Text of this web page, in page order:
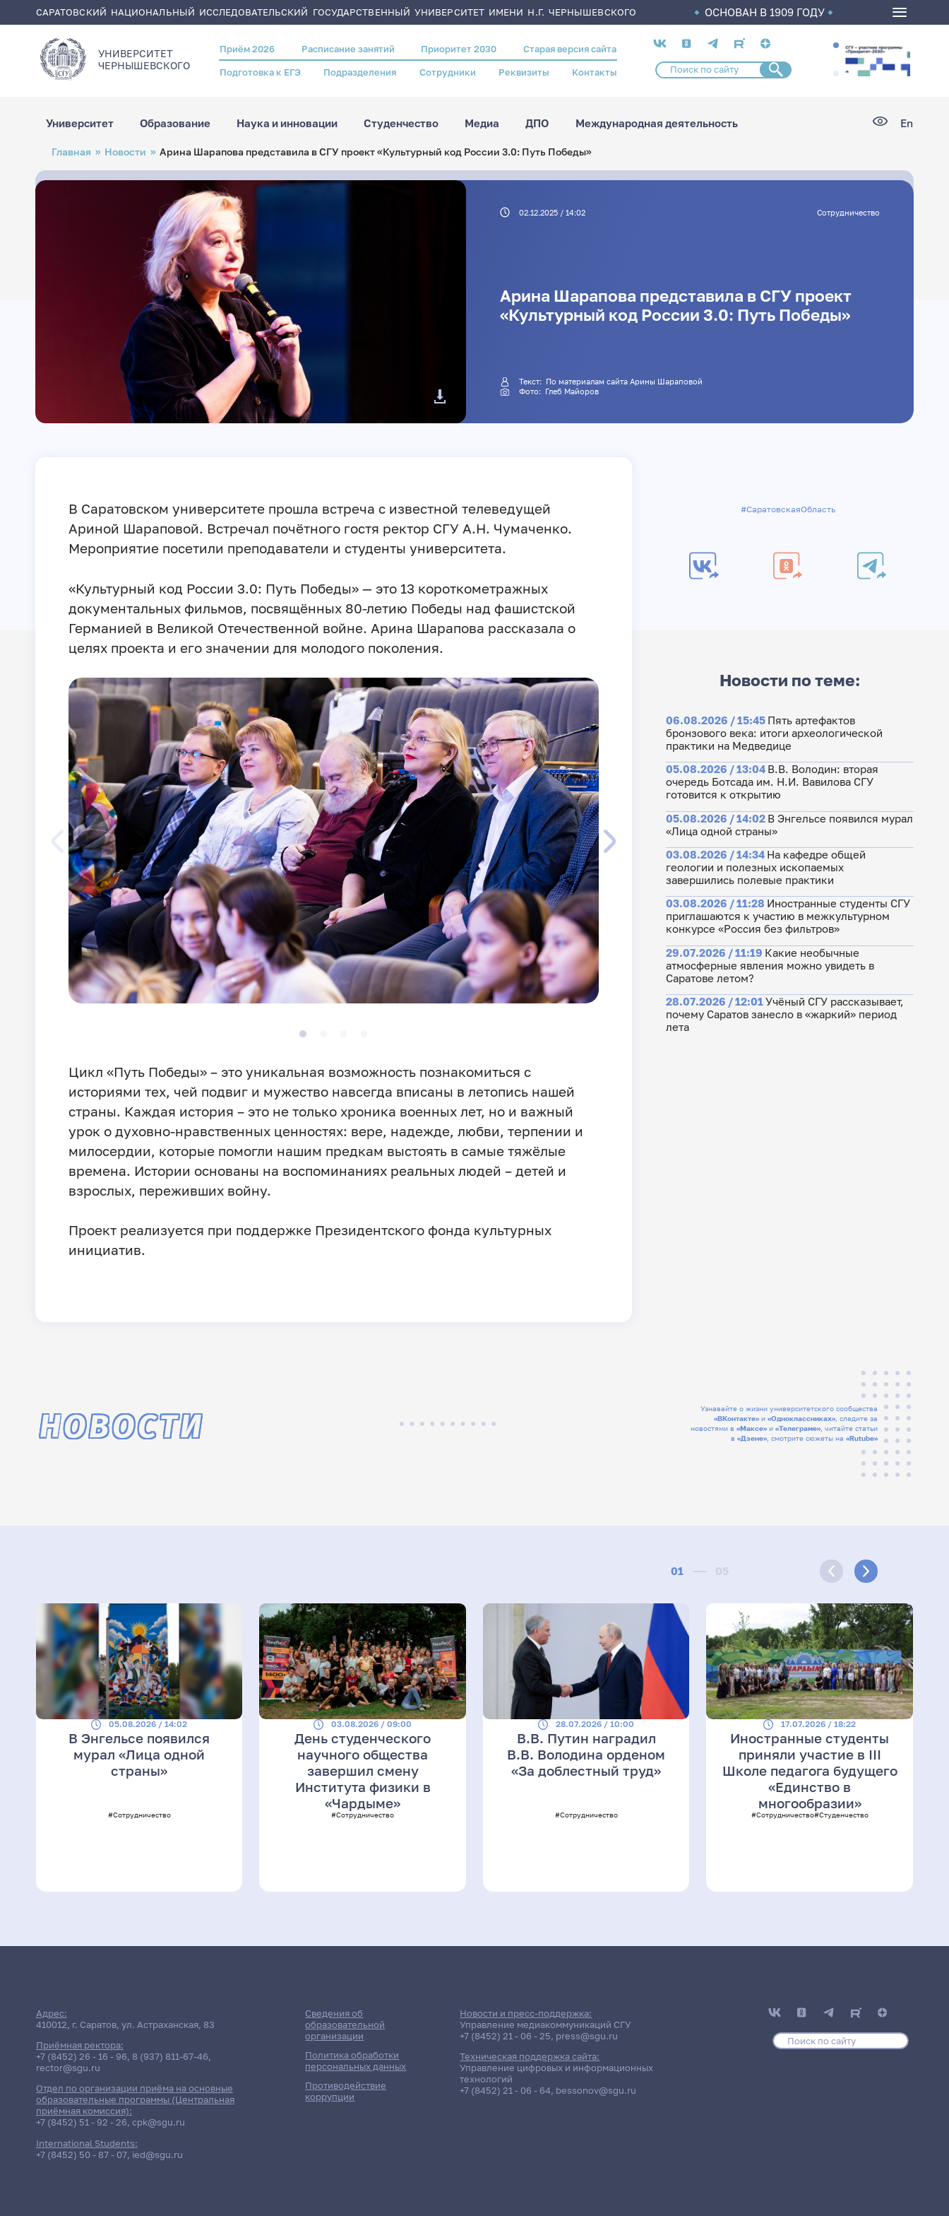
содержанию
САРАТОВСКИЙ НАЦИОНАЛЬНЫЙ ИССЛЕДОВАТЕЛЬСКИЙ ГОСУДАРСТВЕННЫЙ УНИВЕРСИТЕТ ИМЕНИ Н.Г. ЧЕРНЫШЕВСКОГО ОСНОВАН В 1909 ГОДУ
УНИВЕРСИТЕТ
ЧЕРНЫШЕВСКОГO
Header
menu
Приём 2026 Расписание занятий Приоритет 2030 Старая версия сайта
Подготовка к ЕГЭ Подразделения Сотрудники Реквизиты Контакты
Социальные
сети
Университет Образование Наука и инновации Студенчество Медиа ДПО Международная деятельность En
Строка
навигации
Главная Новости Арина Шарапова представила в СГУ проект «Культурный код России 3.0: Путь Победы»
02.12.2025 / 14:02 Сотрудничество
Арина Шарапова представила в СГУ проект
«Культурный код России 3.0: Путь Победы»
Текст: По материалам сайта Арины Шараповой
Фото: Глеб Майоров
В Саратовском университете прошла встреча с известной телеведущей
Ариной Шараповой. Встречал почётного гостя ректор СГУ А.Н. Чумаченко.
Мероприятие посетили преподаватели и студенты университета.
«Культурный код России 3.0: Путь Победы» — это 13 короткометражных
документальных фильмов, посвящённых 80-летию Победы над фашистской
Германией в Великой Отечественной войне. Арина Шарапова рассказала о
целях проекта и его значении для молодого поколения.
Цикл «Путь Победы» – это уникальная возможность познакомиться с
историями тех, чей подвиг и мужество навсегда вписаны в летопись нашей
страны. Каждая история – это не только хроника военных лет, но и важный
урок о духовно-нравственных ценностях: вере, надежде, любви, терпении и
милосердии, которые помогли нашим предкам выстоять в самые тяжёлые
времена. Истории основаны на воспоминаниях реальных людей – детей и
взрослых, переживших войну.
Проект реализуется при поддержке Президентского фонда культурных
инициатив.
#СаратовскаяОбласть
Новости по теме:
06.08.2026 / 15:45 Пять артефактов
бронзового века: итоги археологической
практики на Медведице
05.08.2026 / 13:04 В.В. Володин: вторая
очередь Ботсада им. Н.И. Вавилова СГУ
готовится к открытию
05.08.2026 / 14:02 В Энгельсе появился мурал
«Лица одной страны»
03.08.2026 / 14:34 На кафедре общей
геологии и полезных ископаемых
завершились полевые практики
03.08.2026 / 11:28 Иностранные студенты СГУ
приглашаются к участию в межкультурном
конкурсе «Россия без фильтров»
29.07.2026 / 11:19 Какие необычные
атмосферные явления можно увидеть в
Саратове летом?
28.07.2026 / 12:01Учёный СГУ рассказывает,
почему Саратов занесло в «жаркий» период
лета
Узнавайте о жизни университетского сообщества
«ВКонтакте» и«Одноклассниках» , следите за
новостями в«Максе» и«Телеграме» , читайте статьи
в«Дзене» , смотрите сюжеты на«Rutube»
НОВОСТИ
01 05
05.08.2026 / 14:02
В Энгельсе появился
мурал «Лица одной
страны»
#Сотрудничество
03.08.2026 / 09:00
День студенческого
научного общества
завершил смену
Института физики в
«Чардыме»
#Сотрудничество
28.07.2026 / 10:00
В.В. Путин наградил
В.В. Володина орденом
«За доблестный труд»
#Сотрудничество
17.07.2026 / 18:22
Иностранные студенты
приняли участие в III
Школе педагога будущего
«Единство в
многообразии»
#Сотрудничество#Студенчество
Адрес:
410012, г. Саратов, ул. Астраханская, 83
Приёмная ректора:
+7 (8452) 26 - 16 - 96, 8 (937) 811-67-46,
rector@sgu.ru
Отдел по организации приёма на основные
образовательные программы (Центральная
приёмная комиссия):
+7 (8452) 51 - 92 - 26, cpk@sgu.ru
International Students:
+7 (8452) 50 - 87 - 07, ied@sgu.ru
Сведения об
образовательной
организации
Политика обработки
персональных данных
Противодействие
коррупции
Новости и пресс-поддержка:
Управление медиакоммуникаций СГУ
+7 (8452) 21 - 06 - 25, press@sgu.ru
Техническая поддержка сайта:
Управление цифровых и информационных
технологий
+7 (8452) 21 - 06 - 64, bessonov@sgu.ru